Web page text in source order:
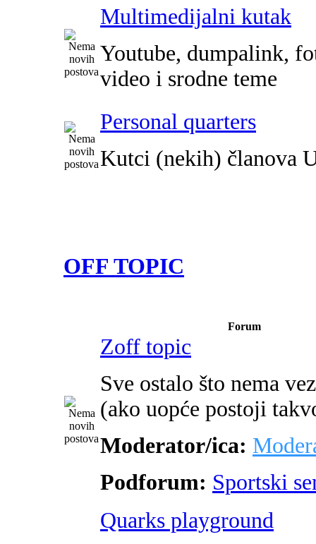
Multimedijalni kutak
Youtube, dumpalink,
video i srodne teme
Personal quarters
Kutci (nekih) članova
OFF TOPIC
Forum
Zoff topic
Sve ostalo što nema
(ako uopće postoji
Moderator/ica:
Podforum: Sportski
Quarks playground